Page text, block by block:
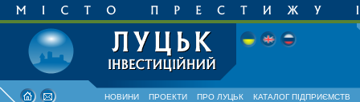
НОВИНИ ПРОЕКТИ ПРО ЛУЦЬК КАТАЛОГ ПІДПРИЄМСТВ